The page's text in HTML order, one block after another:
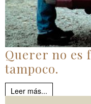
Querer no es
tampoco.
Leer más...